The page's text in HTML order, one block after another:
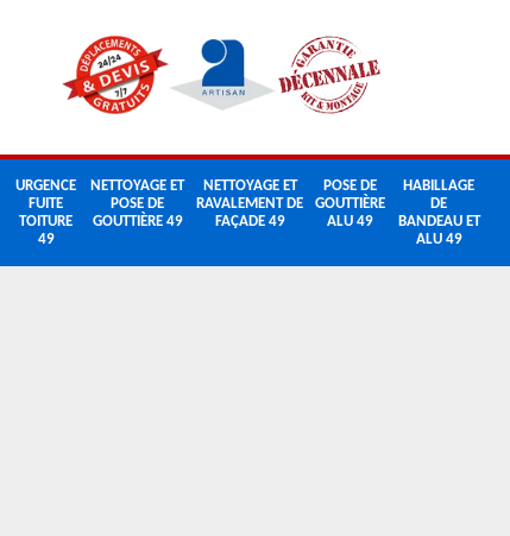
URGENCE
FUITE
TOITURE
49
NETTOYAGE ET
POSE DE
GOUTTIÈRE 49
NETTOYAGE ET
RAVALEMENT DE
FAÇADE 49
POSE DE
GOUTTIÈRE
ALU 49
HABILLAGE
DE
BANDEAU ET
ALU 49